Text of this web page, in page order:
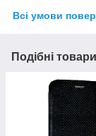
Всі умови
Подібні